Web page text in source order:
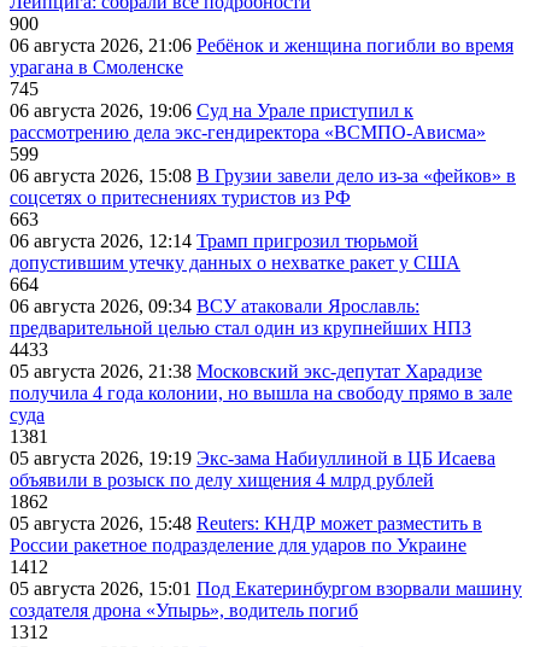
900
06 августа 2026, 21:06 Ребёнок и женщина погибли во время
урагана в Смоленске
745
06 августа 2026, 19:06 Суд на Урале приступил к
рассмотрению дела экс-гендиректора «ВСМПО-Ависма»
599
06 августа 2026, 15:08 В Грузии завели дело из-за «фейков» в
соцсетях о притеснениях туристов из РФ
663
06 августа 2026, 12:14 Трамп пригрозил тюрьмой
допустившим утечку данных о нехватке ракет у США
664
06 августа 2026, 09:34 ВСУ атаковали Ярославль:
предварительной целью стал один из крупнейших НПЗ
4433
05 августа 2026, 21:38 Московский экс-депутат Харадизе
получила 4 года колонии, но вышла на свободу прямо в зале
суда
1381
05 августа 2026, 19:19 Экс-зама Набиуллиной в ЦБ Исаева
объявили в розыск по делу хищения 4 млрд рублей
1862
05 августа 2026, 15:48 Reuters: КНДР может разместить в
России ракетное подразделение для ударов по Украине
1412
05 августа 2026, 15:01 Под Екатеринбургом взорвали машину
создателя дрона «Упырь», водитель погиб
1312